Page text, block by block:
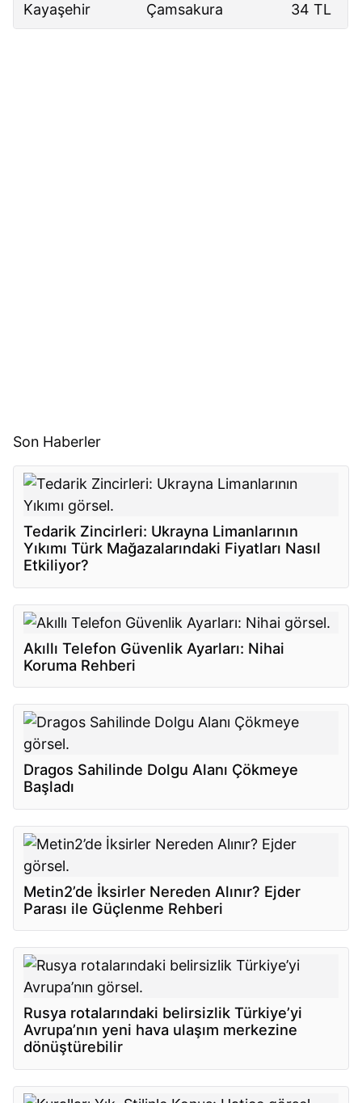
Kayaşehir Çamsakura 34 TL
Son Haberler
Tedarik Zincirleri: Ukrayna Limanlarının
Yıkımı Türk Mağazalarındaki Fiyatları Nasıl
Etkiliyor?
Akıllı Telefon Güvenlik Ayarları: Nihai
Koruma Rehberi
Dragos Sahilinde Dolgu Alanı Çökmeye
Başladı
Metin2’de İksirler Nereden Alınır? Ejder
Parası ile Güçlenme Rehberi
Rusya rotalarındaki belirsizlik Türkiye’yi
Avrupa’nın yeni hava ulaşım merkezine
dönüştürebilir